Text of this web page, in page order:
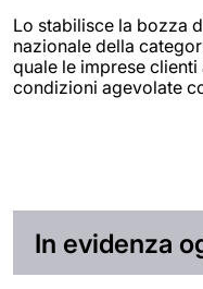
Lo stabilisce la bozza
nazionale della
quale le imprese
condizioni agevolate
In evidenza